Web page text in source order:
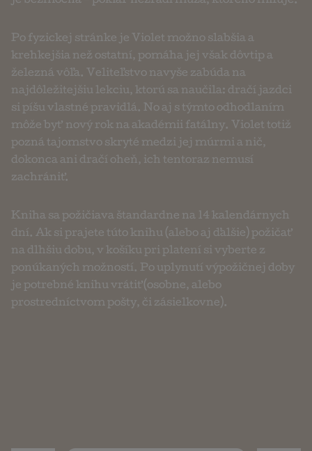
Po fyzickej stránke je Violet možno slabšia a
krehkejšia než ostatní, pomáha jej však dôvtip a
železná vôľa. Veliteľstvo navyše zabúda na
najdôležitejšiu lekciu, ktorú sa naučila: dračí jazdci
si píšu vlastné pravidlá. No aj s týmto odhodlaním
môže byť nový rok na akadémii fatálny. Violet totiž
pozná tajomstvo skryté medzi jej múrmi a nič,
dokonca ani dračí oheň, ich tentoraz nemusí
zachrániť.
Kniha sa požičiava štandardne na 14 kalendárnych
dní. Ak si prajete túto knihu (alebo aj ďalšie) požičať
na dlhšiu dobu, v košíku pri platení si vyberte z
ponúkaných možností. Po uplynutí výpožičnej doby
je potrebné knihu vrátiť (osobne, alebo
prostredníctvom pošty, či zásielkovne).